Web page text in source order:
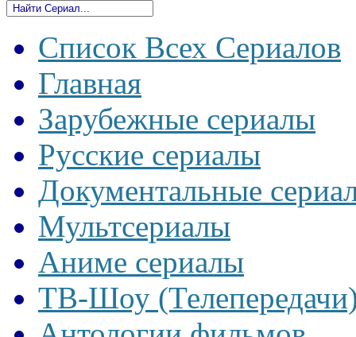
Список Всех Сериалов
Главная
Зарубежные сериалы
Русские сериалы
Документальные
Мультсериалы
Аниме сериалы
ТВ-Шоу